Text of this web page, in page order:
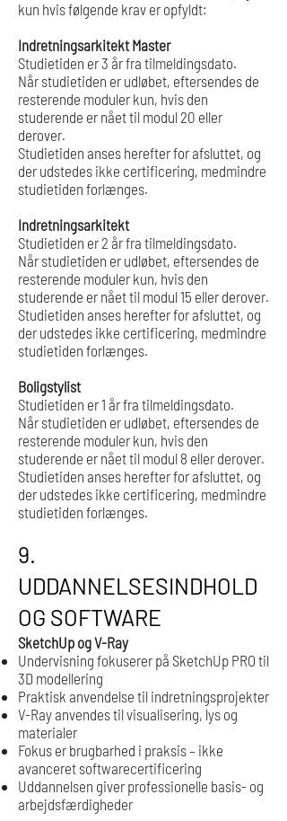
kun hvis følgende krav er opfyldt:
Indretningsarkitekt Master
Studietiden er 3 år fra tilmeldingsdato.
Når studietiden er udløbet, eftersendes de
resterende moduler kun, hvis den
studerende er nået til modul 20 eller
derover.
Studietiden anses herefter for afsluttet, og
der udstedes ikke certificering, medmindre
studietiden forlænges.
Indretningsarkitekt
Studietiden er 2 år fra tilmeldingsdato.
Når studietiden er udløbet, eftersendes de
resterende moduler kun, hvis den
studerende er nået til modul 15 eller derover.
Studietiden anses herefter for afsluttet, og
der udstedes ikke certificering, medmindre
studietiden forlænges.
Boligstylist
Studietiden er 1 år fra tilmeldingsdato.
Når studietiden er udløbet, eftersendes de
resterende moduler kun, hvis den
studerende er nået til modul 8 eller derover.
Studietiden anses herefter for afsluttet, og
der udstedes ikke certificering, medmindre
studietiden forlænges.
9.
UDDANNELSESINDHOLD
OG SOFTWARE
SketchUp og V-Ray
Undervisning fokuserer på SketchUp PRO til
3D modellering
Praktisk anvendelse til indretningsprojekter
V-Ray anvendes til visualisering, lys og
materialer
Fokus er brugbarhed i praksis – ikke
avanceret softwarecertificering
Uddannelsen giver professionelle basis- og
arbejdsfærdigheder